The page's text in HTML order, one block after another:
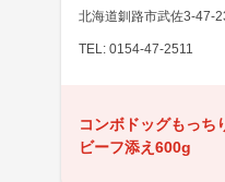
北海道釧路市武佐3-47-
TEL: 0154-47-2511
コンボドッグもっち
ビーフ添え600g